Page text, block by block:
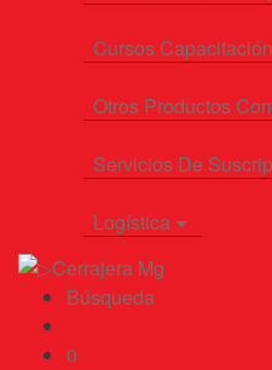
Cursos
Otros Productos
Servicios De
Logística
Búsqueda
0